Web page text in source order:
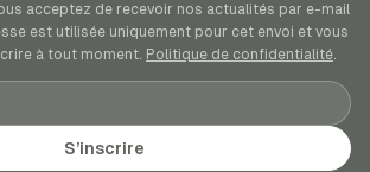
acceptez de recevoir nos actualités par e-mail
est utilisée uniquement pour cet envoi et vous
à tout moment. Politique de confidentialité.
S’inscrire